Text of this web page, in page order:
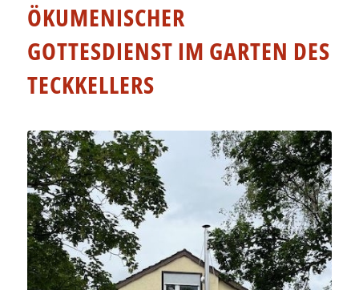
ÖKUMENISCHER
GOTTESDIENST IM GARTEN DES
TECKKELLERS